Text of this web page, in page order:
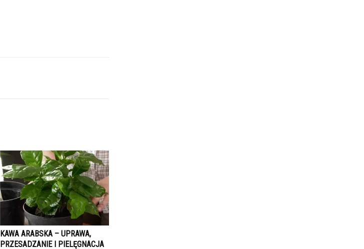
KAWA ARABSKA – UPRAWA,
PRZESADZANIE I PIELĘGNACJA